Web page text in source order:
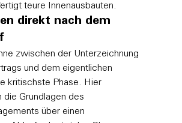
teure Innenausbauten.
direkt nach dem
zwischen der Unterzeichnung
und dem eigentlichen
kritischste Phase. Hier
die Grundlagen des
über einen